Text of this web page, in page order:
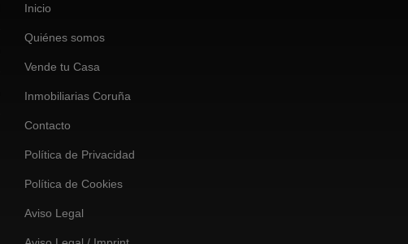
Inicio
Quiénes somos
Vende tu Casa
Inmobiliarias Coruña
Contacto
Política de Privacidad
Política de Cookies
Aviso Legal